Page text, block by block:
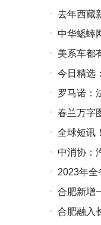
去年西藏
中华蟋蟀
美系车都
今日精选
罗马诺：
春兰万字
全球短讯
中消协：
2023年全
合肥新增
合肥融入